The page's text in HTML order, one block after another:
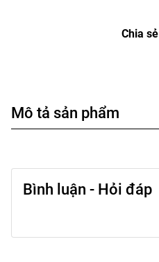
Chia sẻ
Mô tả sản phẩm
Bình luận - Hỏi đáp